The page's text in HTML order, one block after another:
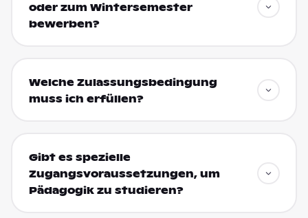
oder zum Wintersemester
bewerben?
Welche Zulassungsbedingung
muss ich erfüllen?
Gibt es spezielle
Zugangsvoraussetzungen, um
Pädagogik zu studieren?